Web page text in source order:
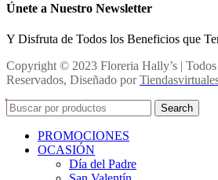
Únete a Nuestro Newsletter
Y Disfruta de Todos los Beneficios que
Copyright © 2023 Floreria Hally’s |
Reservados, Diseñado por
Search
PROMOCIONES
OCASIÓN
Día del Padre